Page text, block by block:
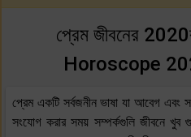
প্রেম জীবনের
Horoscope
প্রেম একটি সর্বজনীন ভাষা যা আবেগ এবং
সংযোগ করার সময় সম্পর্কগুলি জীবনে খুব